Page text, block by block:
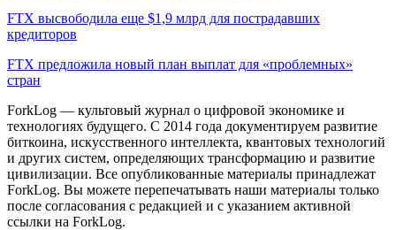
FTX высвободила еще $1,9 млрд для пострадавших
кредиторов
FTX предложила новый план выплат для «проблемных»
стран
ForkLog — культовый журнал о цифровой экономике и
технологиях будущего. С 2014 года документируем развитие
биткоина, искусственного интеллекта, квантовых технологий
и других систем, определяющих трансформацию и развитие
цивилизации. Все опубликованные материалы принадлежат
ForkLog. Вы можете перепечатывать наши материалы только
после согласования с редакцией и с указанием активной
ссылки на ForkLog.